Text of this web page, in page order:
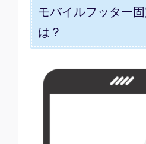
モバイルフッター
は？